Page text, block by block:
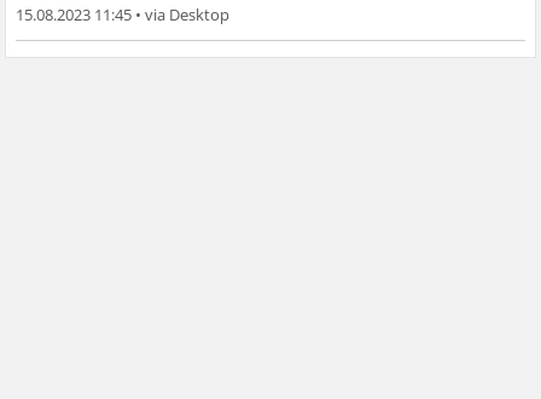
15.08.2023 11:45 •